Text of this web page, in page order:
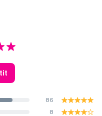
86
8